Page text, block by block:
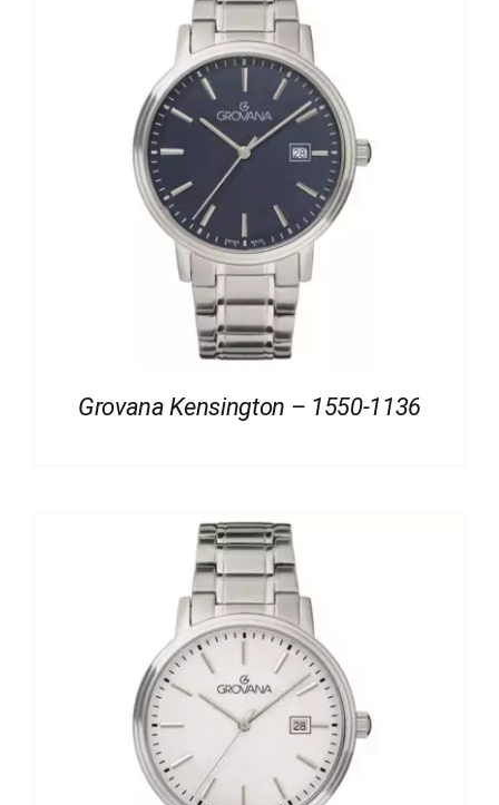
Grovana Kensington – 1550-1136